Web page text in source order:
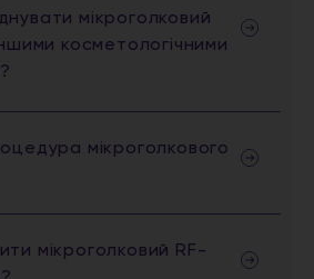
мікроголковий
косметологічними
мікроголкового
мікроголковий RF-